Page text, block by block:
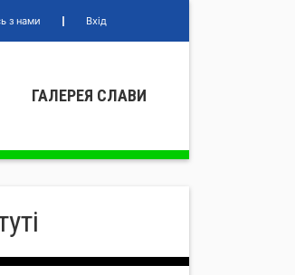
з нами Вхід
ГАЛЕРЕЯ СЛАВИ